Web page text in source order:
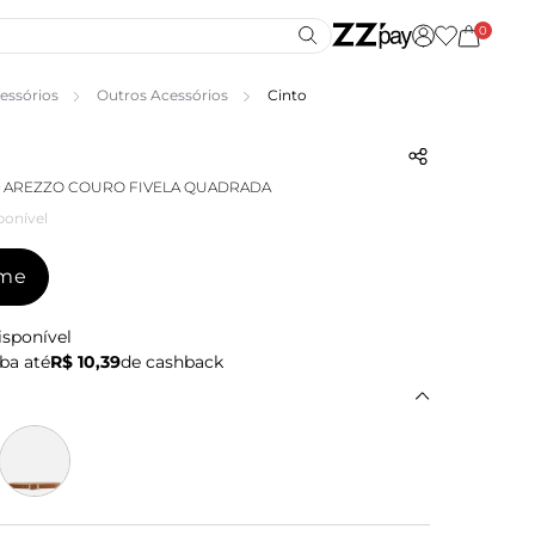
0
Outros Acessórios Cinto
COURO FIVELA QUADRADA
atéR$ 10,39de cashback